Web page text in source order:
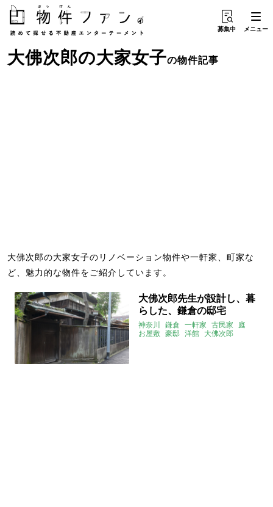
募集中 メニュー
大佛次郎の大家女子の物件記事
大佛次郎の大家女子のリノベーション物件や一軒家、町家な
ど、魅力的な物件をご紹介しています。
大佛次郎先生が設計し、暮
らした、鎌倉の邸宅
神奈川 鎌倉 一軒家 古民家 庭
お屋敷 豪邸 洋館 大佛次郎